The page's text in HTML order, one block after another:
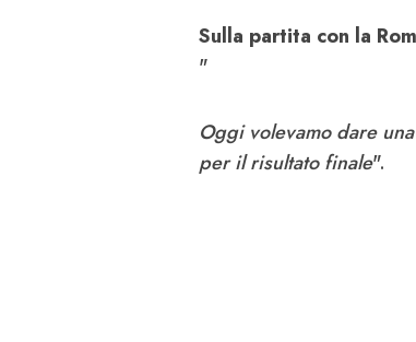
Sulla partita con la
"
Oggi volevamo dare
per il risultato finale".